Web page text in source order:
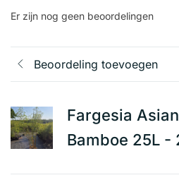
Er zijn nog geen beoordelingen
Beoordeling toevoegen
Fargesia
Bamboe 25L -